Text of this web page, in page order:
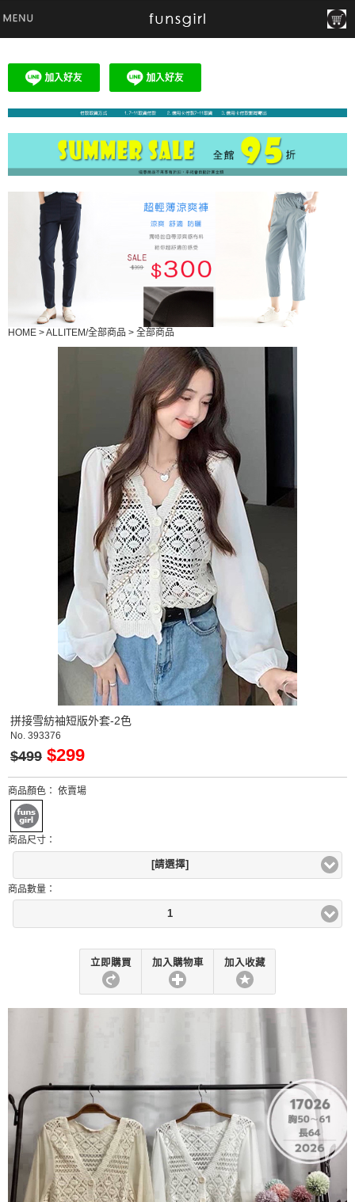
HOME >ALLITEM/全部商品 > 全部商品
拼接雪紡袖短版外套-2色
No. 393376
$499 $299
商品顏色： 依賣場
商品尺寸：
[請選擇]
商品數量：
1
立即購買 加入購物車 加入收藏